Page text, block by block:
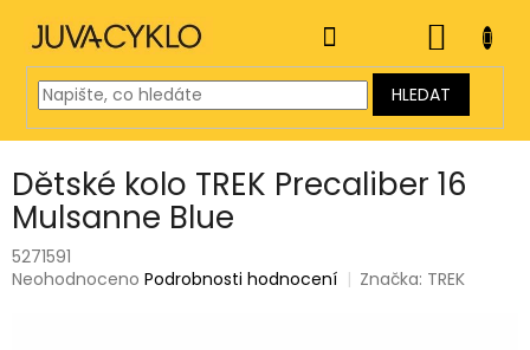
obsah
HLEDAT
KOŠÍK
Dětské kolo TREK Precaliber 16
Mulsanne Blue
5271591
Průměrné
Neohodnoceno Podrobnosti hodnocení Značka: TREK